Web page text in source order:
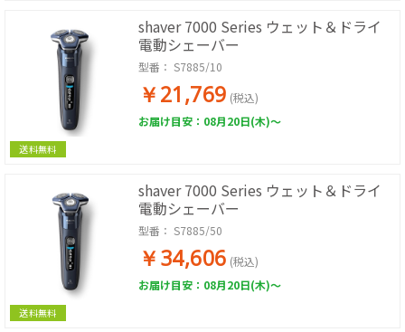
送料無料
shaver 7000 Series ウェット＆ドライ
電動シェーバー
型番： S7885/10
￥21,769 (税込)
お届け目安：08月20日(木)～
送料無料
shaver 7000 Series ウェット＆ドライ
電動シェーバー
型番： S7885/50
￥34,606 (税込)
お届け目安：08月20日(木)～